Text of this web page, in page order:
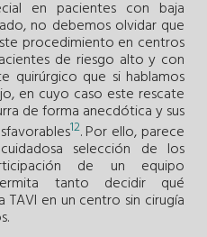
en pacientes con baja
no debemos olvidar que
procedimiento en centros
de riesgo alto y con
quirúrgico que si hablamos
en cuyo caso este rescate
de forma anecdótica y sus
12. Por ello, parece
selección de los
de un equipo
tanto decidir qué
en un centro sin cirugía